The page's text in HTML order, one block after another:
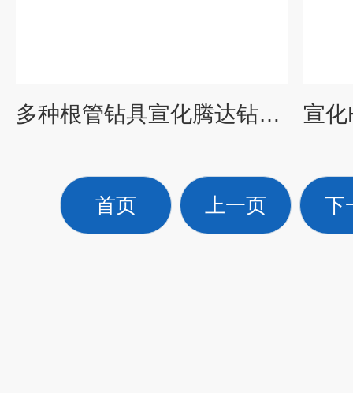
多种根管钻具宣化腾达钻孔偏心钻头
首页 上一页 下